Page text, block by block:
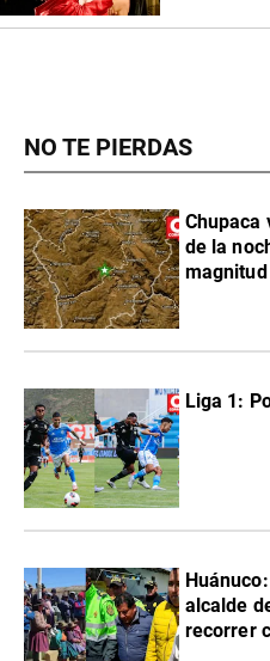
NO TE PIERDAS
Chupaca
de la
Liga 1:
alcalde
recorrer